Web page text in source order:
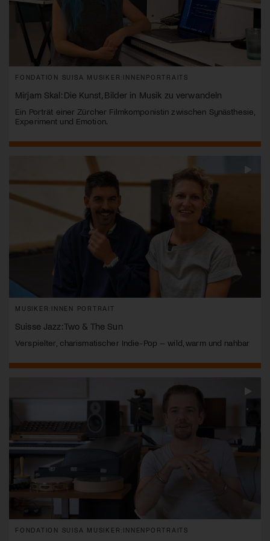
FONDATION SUISA MUSIKER:INNENPORTRAITS
Mirjam Skal: Die Kunst, Bilder in Musik zu verwandeln
Ein Porträt einer Zürcher Filmkomponistin zwischen Synästhesie,
Experiment und Emotion.
MUSIKER:INNEN PORTRAIT
Suisse Jazz: Two & The Sun
Verspielter, charismatischer Indie-Pop – wild, warm und nahbar
FONDATION SUISA MUSIKER:INNENPORTRAITS